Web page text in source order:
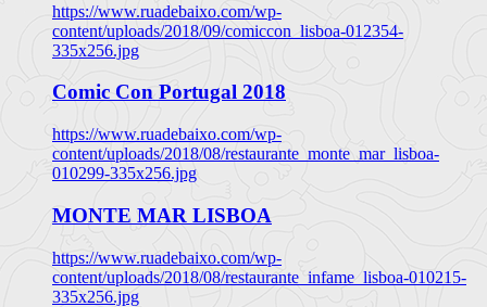
https://www.ruadebaixo.com/wp-
content/uploads/2018/09/comiccon_lisboa-012354-
335x256.jpg
Comic Con Portugal 2018
https://www.ruadebaixo.com/wp-
content/uploads/2018/08/restaurante_monte_mar_lisboa-
010299-335x256.jpg
MONTE MAR LISBOA
https://www.ruadebaixo.com/wp-
content/uploads/2018/08/restaurante_infame_lisboa-010215-
335x256.jpg